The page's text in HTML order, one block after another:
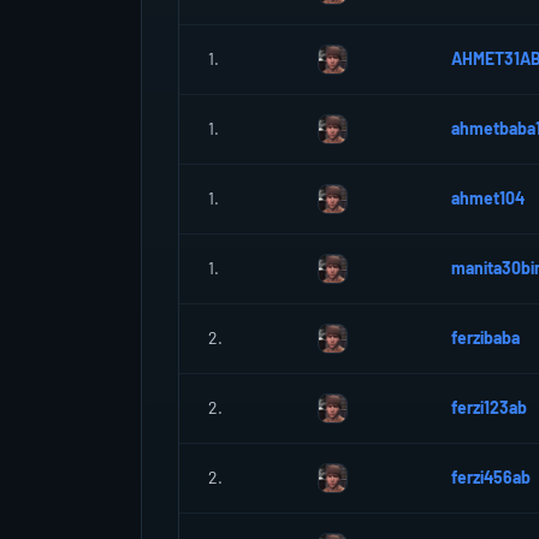
1. AHMET31AB
1.
1. ahmet104
1.
2. ferzibaba
2. ferzi123ab
2. ferzi456ab